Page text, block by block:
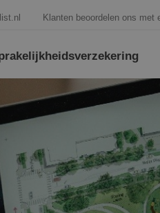
Klanten beoordelen ons met